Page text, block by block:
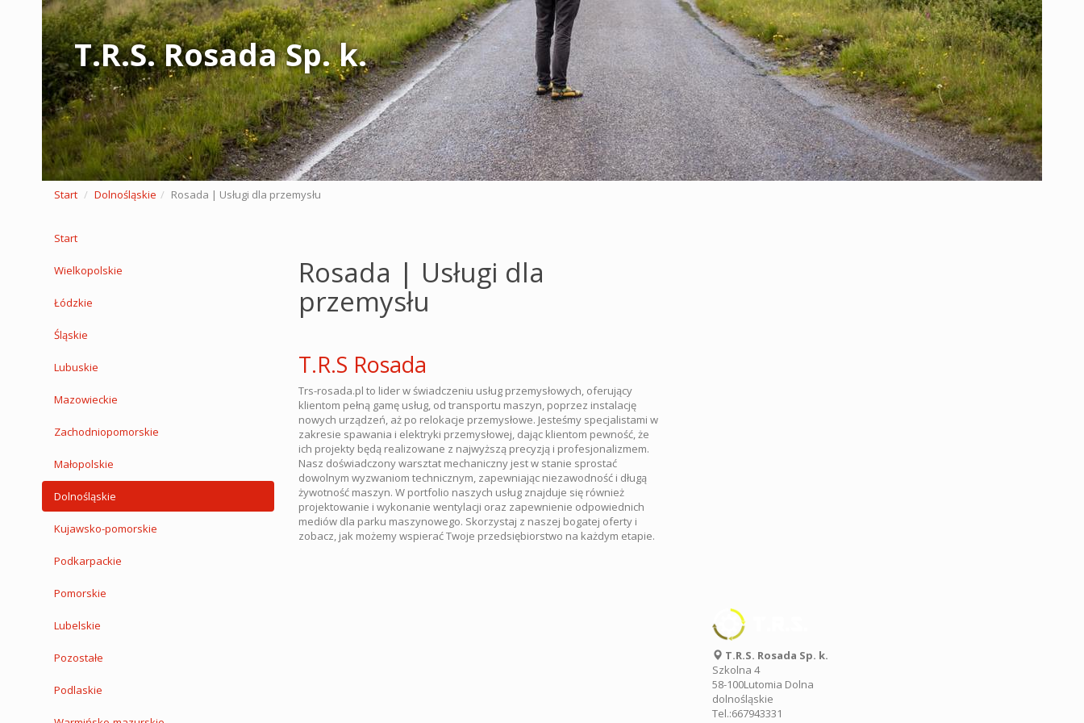
T.R.S. Rosada Sp. k.
Start Dolnośląskie Rosada | Usługi dla przemysłu
Start
Wielkopolskie
Łódzkie
Śląskie
Lubuskie
Mazowieckie
Zachodniopomorskie
Małopolskie
Dolnośląskie
Kujawsko-pomorskie
Podkarpackie
Pomorskie
Lubelskie
Pozostałe
Podlaskie
Rosada | Usługi dla
przemysłu
T.R.S Rosada
Trs-rosada.pl to lider w świadczeniu usług przemysłowych, oferujący
klientom pełną gamę usług, od transportu maszyn, poprzez instalację
nowych urządzeń, aż po relokacje przemysłowe. Jesteśmy specjalistami w
zakresie spawania i elektryki przemysłowej, dając klientom pewność, że
ich projekty będą realizowane z najwyższą precyzją i profesjonalizmem.
Nasz doświadczony warsztat mechaniczny jest w stanie sprostać
dowolnym wyzwaniom technicznym, zapewniając niezawodność i długą
żywotność maszyn. W portfolio naszych usług znajduje się również
projektowanie i wykonanie wentylacji oraz zapewnienie odpowiednich
mediów dla parku maszynowego. Skorzystaj z naszej bogatej oferty i
zobacz, jak możemy wspierać Twoje przedsiębiorstwo na każdym etapie.
T.R.S. Rosada Sp. k.
Szkolna 4
58-100Lutomia Dolna
dolnośląskie
Tel.:667943331